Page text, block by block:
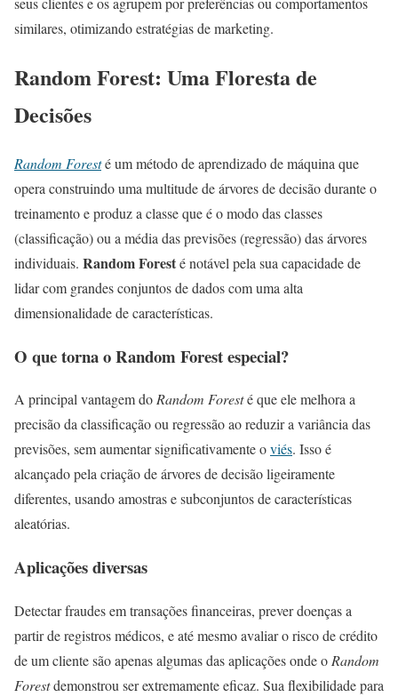
similares, otimizando estratégias de marketing.
Random Forest: Uma Floresta de
Decisões
Random Foresté um método de aprendizado de máquina que
opera construindo uma multitude de árvores de decisão durante o
treinamento e produz a classe que é o modo das classes
(classificação) ou a média das previsões (regressão) das árvores
individuais. Random Foresté notável pela sua capacidade de
lidar com grandes conjuntos de dados com uma alta
dimensionalidade de características.
O que torna o Random Forest especial?
A principal vantagem doRandom Foresté que ele melhora a
precisão da classificação ou regressão ao reduzir a variância das
previsões, sem aumentar significativamente oviés. Isso é
alcançado pela criação de árvores de decisão ligeiramente
diferentes, usando amostras e subconjuntos de características
aleatórias.
Aplicações diversas
Detectar fraudes em transações financeiras, prever doenças a
partir de registros médicos, e até mesmo avaliar o risco de crédito
de um cliente são apenas algumas das aplicações onde o Random
Forestdemonstrou ser extremamente eficaz. Sua flexibilidade para